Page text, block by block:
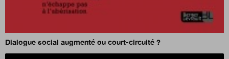
Dialogue social augmenté ou court-circuité ?